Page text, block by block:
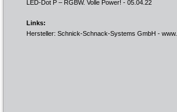
LED-Dot P – RGBW. Volle Power! - 05.04.22
Links:
Hersteller: Schnick-Schnack-Systems GmbH -